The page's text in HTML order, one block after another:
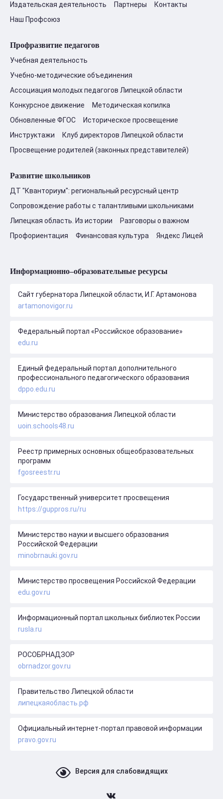
Издательская деятельность
Партнеры
Контакты
Наш Профсоюз
Профразвитие педагогов
Учебная деятельность
Учебно-методические объединения
Ассоциация молодых педагогов Липецкой области
Конкурсное движение
Методическая копилка
Обновленные ФГОС
Историческое просвещение
Инструктажи
Клуб директоров Липецкой области
Просвещение родителей (законных представителей)
Развитие школьников
ДТ "Кванториум": региональный ресурсный центр
Сопровождение работы с талантливыми школьниками
Липецкая область. Из истории
Разговоры о важном
Профориентация
Финансовая культура Яндекс Лицей
Информационно–образовательные ресурсы
Сайт губернатора Липецкой области, И.Г. Артамонова
artamonovigor.ru
Федеральный портал «Российское образование»
edu.ru
Единый федеральный портал дополнительного
профессионального педагогического образования
dppo.edu.ru
Министерство образования Липецкой области
uoin.schools48.ru
Реестр примерных основных общеобразовательных
программ
fgosreestr.ru
Государственный университет просвещения
https://guppros.ru/ru
Министерство науки и высшего образования
Российской Федерации
minobrnauki.gov.ru
Министерство просвещения Российской Федерации
edu.gov.ru
Информационный портал школьных библиотек России
rusla.ru
РОСОБРНАДЗОР
obrnadzor.gov.ru
Правительство Липецкой области
липецкаяобласть.рф
Официальный интернет-портал правовой информации
pravo.gov.ru
Версия для слабовидящих